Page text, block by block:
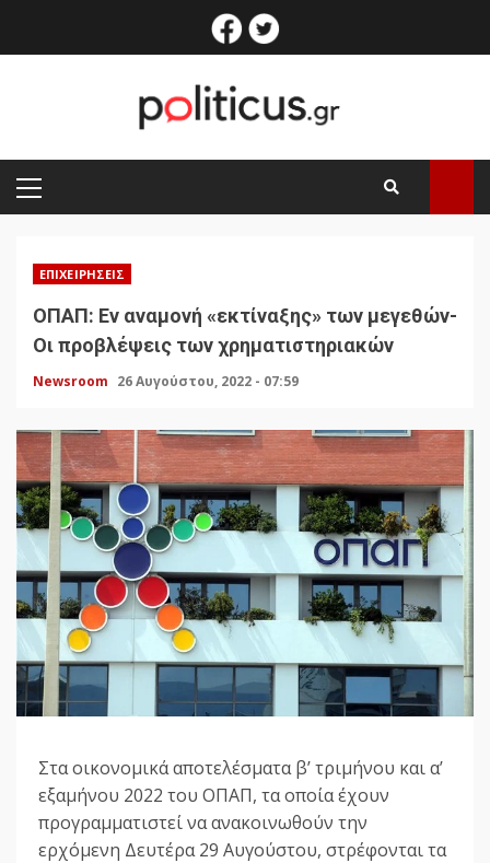
facebook
PRIMARY
MENU
ΕΠΙΧΕΙΡΉΣΕΙΣ
ΟΠΑΠ: Εν αναμονή «εκτίναξης» των μεγεθών-
Οι προβλέψεις των χρηματιστηριακών
Newsroom 26 Αυγούστου, 2022 - 07:59
Στα οικονομικά αποτελέσματα β’ τριμήνου και α’
εξαμήνου 2022 του ΟΠΑΠ, τα οποία έχουν
προγραμματιστεί να ανακοινωθούν την
ερχόμενη Δευτέρα 29 Αυγούστου, στρέφονται τα